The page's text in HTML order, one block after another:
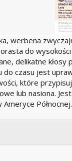
werbena
do
delikatne
czasu jest
które
lub nasiona.
Północnej.